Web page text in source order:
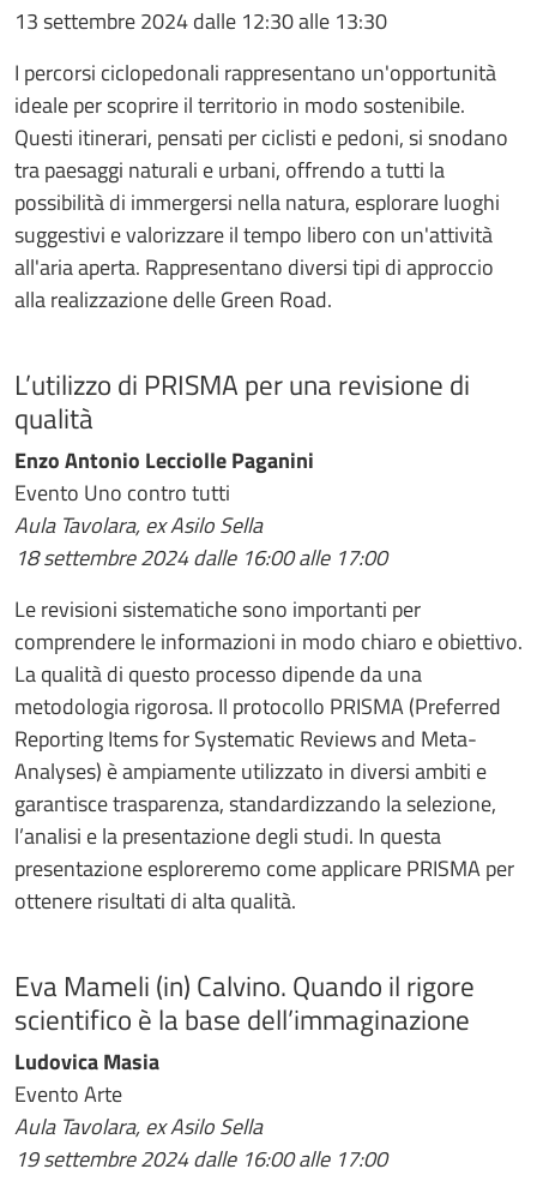
13 settembre 2024 dalle 12:30 alle 13:30
I percorsi ciclopedonali rappresentano un'opportunità
ideale per scoprire il territorio in modo sostenibile.
Questi itinerari, pensati per ciclisti e pedoni, si snodano
tra paesaggi naturali e urbani, offrendo a tutti la
possibilità di immergersi nella natura, esplorare luoghi
suggestivi e valorizzare il tempo libero con un'attività
all'aria aperta. Rappresentano diversi tipi di approccio
alla realizzazione delle Green Road.
L’utilizzo di PRISMA per una revisione di
qualità
Enzo Antonio Lecciolle Paganini
Evento Uno contro tutti
Aula Tavolara, ex Asilo Sella
18 settembre 2024 dalle 16:00 alle 17:00
Le revisioni sistematiche sono importanti per
comprendere le informazioni in modo chiaro e obiettivo.
La qualità di questo processo dipende da una
metodologia rigorosa. Il protocollo PRISMA (Preferred
Reporting Items for Systematic Reviews and Meta-
Analyses) è ampiamente utilizzato in diversi ambiti e
garantisce trasparenza, standardizzando la selezione,
l’analisi e la presentazione degli studi. In questa
presentazione esploreremo come applicare PRISMA per
ottenere risultati di alta qualità.
Eva Mameli (in) Calvino. Quando il rigore
scientifico è la base dell’immaginazione
Ludovica Masia
Evento Arte
Aula Tavolara, ex Asilo Sella
19 settembre 2024 dalle 16:00 alle 17:00